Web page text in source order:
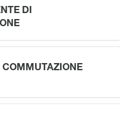
DI
COMMUTAZIONE